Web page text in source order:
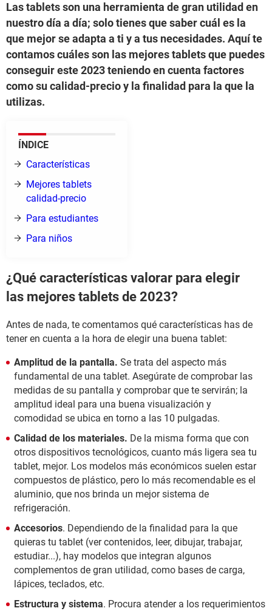
Las tablets son una herramienta de gran utilidad en
nuestro día a día; solo tienes que saber cuál es la
que mejor se adapta a ti y a tus necesidades. Aquí te
contamos cuáles son las mejores tablets que puedes
conseguir este 2023 teniendo en cuenta factores
como su calidad-precio y la finalidad para la que la
utilizas.
ÍNDICE
Características
Mejores tablets
calidad-precio
Para estudiantes
Para niños
¿Qué características valorar para elegir
las mejores tablets de 2023?
Antes de nada, te comentamos qué características has de
tener en cuenta a la hora de elegir una buena tablet:
Amplitud de la pantalla. Se trata del aspecto más
fundamental de una tablet. Asegúrate de comprobar las
medidas de su pantalla y comprobar que te servirán; la
amplitud ideal para una buena visualización y
comodidad se ubica en torno a las 10 pulgadas.
Calidad de los materiales. De la misma forma que con
otros dispositivos tecnológicos, cuanto más ligera sea tu
tablet, mejor. Los modelos más económicos suelen estar
compuestos de plástico, pero lo más recomendable es el
aluminio, que nos brinda un mejor sistema de
refrigeración.
Accesorios. Dependiendo de la finalidad para la que
quieras tu tablet (ver contenidos, leer, dibujar, trabajar,
estudiar...), hay modelos que integran algunos
complementos de gran utilidad, como bases de carga,
lápices, teclados, etc.
Estructura y sistema. Procura atender a los requerimientos